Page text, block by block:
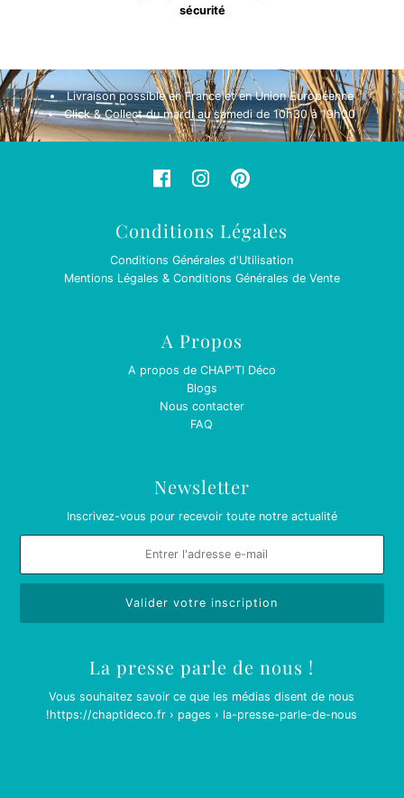
sécurité
Livraison possible en France et en Union Européenne
Click & Collect du mardi au samedi de 10h30 à 19h00
Conditions Légales
Conditions Générales d'Utilisation
Mentions Légales & Conditions Générales de Vente
A Propos
A propos de CHAP'TI Déco
Blogs
Nous contacter
FAQ
Newsletter
Inscrivez-vous pour recevoir toute notre actualité
La presse parle de nous !
Vous souhaitez savoir ce que les médias disent de nous
!https://chaptideco.fr › pages › la-presse-parle-de-nous